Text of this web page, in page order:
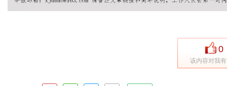
0
该内容对我